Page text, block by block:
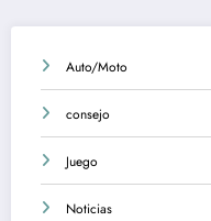
Auto/Moto
consejo
Juego
Noticias